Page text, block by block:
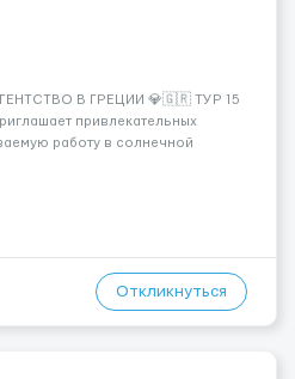
В ГРЕЦИИ 💎🇬🇷 ТУР 15
привлекательных
работу в солнечной
для тебя! 🔹
Откликнуться